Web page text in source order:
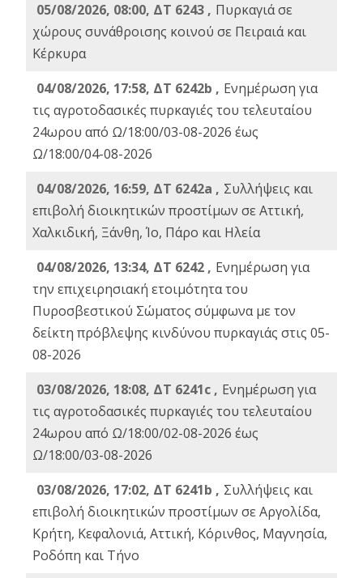
05/08/2026, 08:00, ΔΤ 6243 , Πυρκαγιά σε
χώρους συνάθροισης κοινού σε Πειραιά και
Κέρκυρα
04/08/2026, 17:58, ΔΤ 6242b , Ενημέρωση για
τις αγροτοδασικές πυρκαγιές του τελευταίου
24ωρου από Ω/18:00/03-08-2026 έως
Ω/18:00/04-08-2026
04/08/2026, 16:59, ΔΤ 6242a , Συλλήψεις και
επιβολή διοικητικών προστίμων σε Αττική,
Χαλκιδική, Ξάνθη, Ίο, Πάρο και Ηλεία
04/08/2026, 13:34, ΔΤ 6242 , Ενημέρωση για
την επιχειρησιακή ετοιμότητα του
Πυροσβεστικού Σώματος σύμφωνα με τον
δείκτη πρόβλεψης κινδύνου πυρκαγιάς στις 05-
08-2026
03/08/2026, 18:08, ΔΤ 6241c , Ενημέρωση για
τις αγροτοδασικές πυρκαγιές του τελευταίου
24ωρου από Ω/18:00/02-08-2026 έως
Ω/18:00/03-08-2026
03/08/2026, 17:02, ΔΤ 6241b , Συλλήψεις και
επιβολή διοικητικών προστίμων σε Αργολίδα,
Κρήτη, Κεφαλονιά, Αττική, Κόρινθος, Μαγνησία,
Ροδόπη και Τήνο